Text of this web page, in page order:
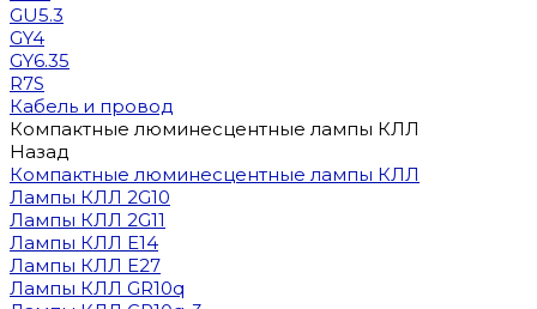
GU5.3
GY4
GY6.35
R7S
Кабель и провод
Компактные люминесцентные лампы КЛЛ
Назад
Компактные люминесцентные лампы КЛЛ
Лампы КЛЛ 2G10
Лампы КЛЛ 2G11
Лампы КЛЛ E14
Лампы КЛЛ E27
Лампы КЛЛ GR10q